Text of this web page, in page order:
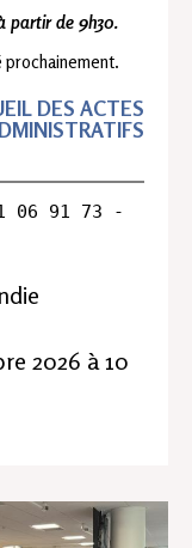
partir de 9h30.
prochainement.
DES ACTES
2026 à 10